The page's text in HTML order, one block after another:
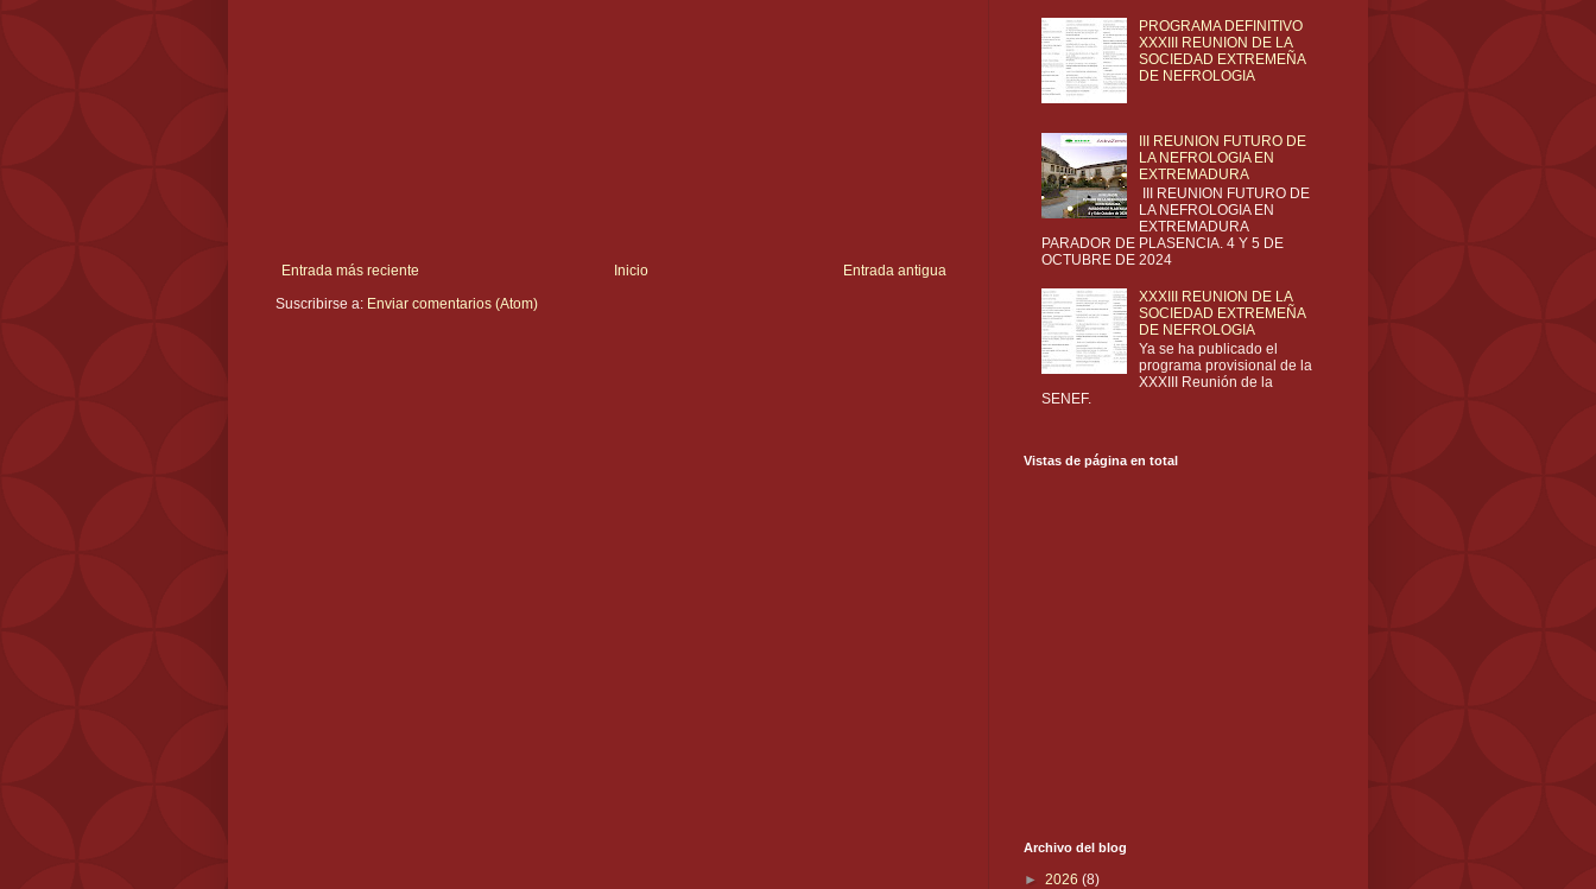
Entrada más reciente Entrada antigua
Inicio
Suscribirse a: Enviar comentarios (Atom)
PROGRAMA DEFINITIVO
XXXIII REUNION DE LA
SOCIEDAD EXTREMEÑA
DE NEFROLOGIA
III REUNION FUTURO DE
LA NEFROLOGIA EN
EXTREMADURA
III REUNION FUTURO DE
LA NEFROLOGIA EN
EXTREMADURA
PARADOR DE PLASENCIA. 4 Y 5 DE
OCTUBRE DE 2024
XXXIII REUNION DE LA
SOCIEDAD EXTREMEÑA
DE NEFROLOGIA
Ya se ha publicado el
programa provisional de la
XXXIII Reunión de la
SENEF.
Vistas de página en total
Archivo del blog
► 2026 (8)